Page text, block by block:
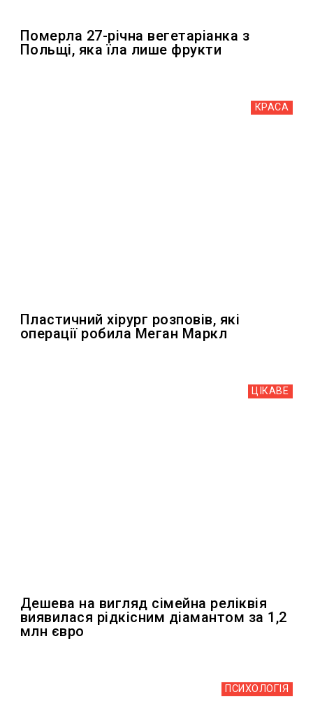
Померла 27-річна вегетаріанка з
Польщі, яка їла лише фрукти
КРАСА
Пластичний хірург розповів, які
операції робила Меган Маркл
ЦІКАВЕ
Дешева на вигляд сімейна реліквія
виявилася рідкісним діамантом за 1,2
млн євро
ПСИХОЛОГІЯ